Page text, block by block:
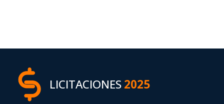
LICITACIONES2025